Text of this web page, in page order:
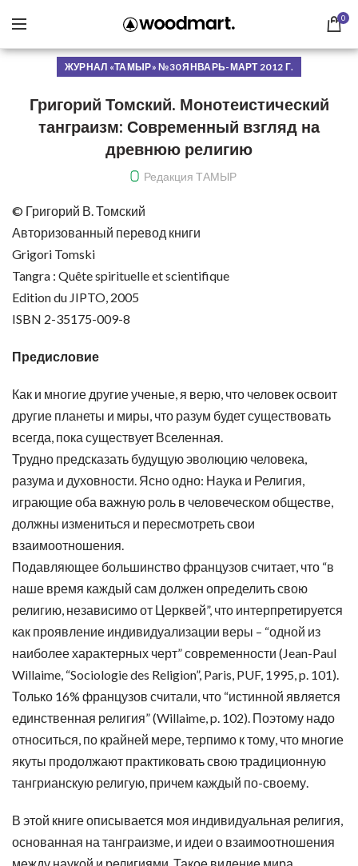
0
ЖУРНАЛ «ТАМЫР» №30 ЯНВАРЬ-МАРТ 2012 Г.
Григорий Томский. Монотеистический
танграизм: Современный взгляд на
древнюю религию
Редакция ТАМЫР
© Григорий В. Томский
Авторизованный перевод книги
Grigori Tomski
Tangra : Quête spirituelle et scientifique
Edition du JIPTO, 2005
ISBN 2-35175-009-8
Предисловие
Как и многие другие ученые, я верю, что человек освоит
другие планеты и миры, что разум будет существовать
всегда, пока существует Вселенная.
Трудно предсказать будущую эволюцию человека,
разума и духовности. Ясно одно: Наука и Религия,
играющие оба важную роль в человеческом обществе,
должны измениться и пересмотреть свои
взаимоотношения.
Подавляющее большинство французов считает, что “в
наше время каждый сам должен определить свою
религию, независимо от Церквей”, что интерпретируется
как проявление индивидуализации веры – “одной из
наиболее характерных черт” современности (Jean-Paul
Willaime, “Sociologie des Religion”, Paris, PUF, 1995, p. 101).
Только 16% французов считали, что “истинной является
единственная религия” (Willaime, p. 102). Поэтому надо
относиться, по крайней мере, терпимо к тому, что многие
якуты продолжают практиковать свою традиционную
тангрианскую религую, причем каждый по-своему.
В этой книге описывается моя индивидуальная религия,
основанная на танграизме, и идеи о взаимоотношения